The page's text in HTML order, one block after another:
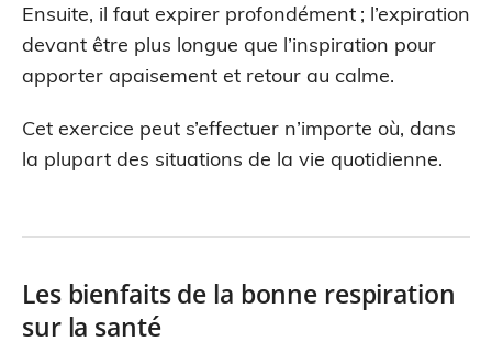
Ensuite, il faut expirer profondément ; l’expiration
devant être plus longue que l’inspiration pour
apporter apaisement et retour au calme.
Cet exercice peut s’effectuer n’importe où, dans
la plupart des situations de la vie quotidienne.
Les bienfaits de la bonne respiration
sur la santé